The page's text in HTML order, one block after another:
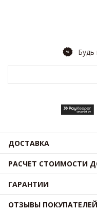
Будь
ДОСТАВКА
РАСЧЕТ СТОИМОСТИ
ГАРАНТИИ
ОТЗЫВЫ ПОКУПАТЕЛЕЙ